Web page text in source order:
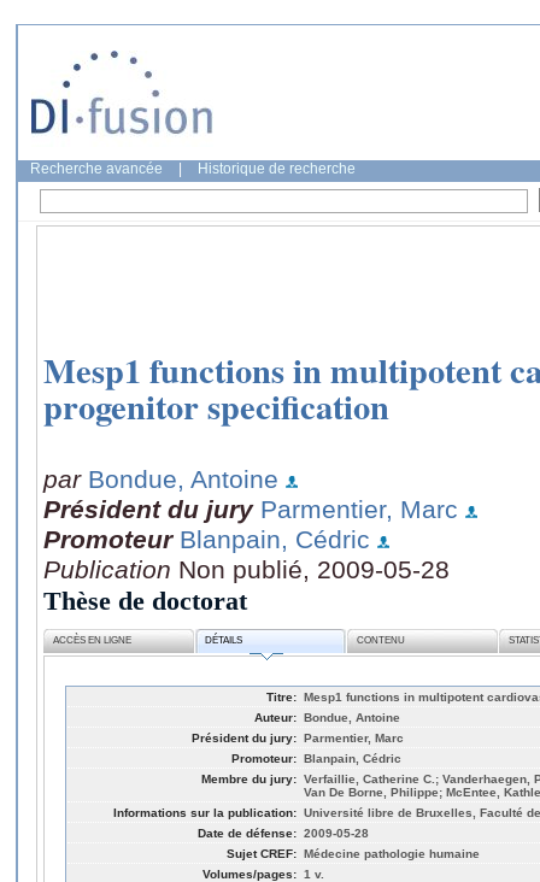
Recherche avancée Historique de recherche
Mesp1 functions in multipotent
progenitor specification
par Bondue, Antoine
Président du jury Parmentier, Marc
Promoteur Blanpain, Cédric
Publication Non publié, 2009-05-28
Thèse de doctorat
ACCÈS EN LIGNE DÉTAILS CONTENU
Titre: Mesp1 functions in multipotent
Auteur: Bondue, Antoine
Président du jury: Parmentier, Marc
Promoteur: Blanpain, Cédric
Membre du jury: Verfaillie, Catherine C.; Vanderhaegen,
Van De Borne, Philippe; McEntee,
Informations sur la publication: Université libre de Bruxelles, Faculté
Date de défense: 2009-05-28
Sujet CREF: Médecine pathologie humaine
Volumes/pages: 1 v.